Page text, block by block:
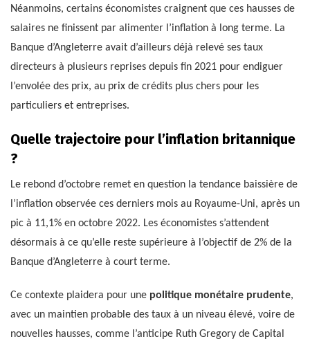
Néanmoins, certains économistes craignent que ces hausses de
salaires ne finissent par alimenter l’inflation à long terme. La
Banque d’Angleterre avait d’ailleurs déjà relevé ses taux
directeurs à plusieurs reprises depuis fin 2021 pour endiguer
l’envolée des prix, au prix de crédits plus chers pour les
particuliers et entreprises.
Quelle trajectoire pour l’inflation britannique
?
Le rebond d’octobre remet en question la tendance baissière de
l’inflation observée ces derniers mois au Royaume-Uni, après un
pic à 11,1% en octobre 2022. Les économistes s’attendent
désormais à ce qu’elle reste supérieure à l’objectif de 2% de la
Banque d’Angleterre à court terme.
Ce contexte plaidera pour une politique monétaire prudente,
avec un maintien probable des taux à un niveau élevé, voire de
nouvelles hausses, comme l’anticipe Ruth Gregory de Capital